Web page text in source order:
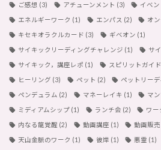
ご感想 (3) アチューンメント (3) イベ
エネルギーワーク (1) エンパス (2) オ
キセキオラクルカード (3) ギベオン (1)
サイキックリーディングチャレンジ (1) サ
サイキック，講座レポ (1) スピリットガイド
ヒーリング (3) ペット (2) ペットリー
ペンデュラム (2) マネーレイキ (1) マ
ミディアムシップ (1) ランチ会 (2) ワー
内なる龍覚醒 (2) 動画講座 (1) 動画販売
天山金脈のワーク (1) 彼岸 (1) 悪霊 (1)